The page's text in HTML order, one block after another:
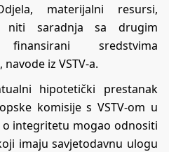
materijalni resursi,
niti saradnja sa drugim
sredstvima
iz VSTV-a.
hipotetički prestanak
komisije s VSTV-om u
integritetu mogao odnositi
imaju savjetodavnu ulogu